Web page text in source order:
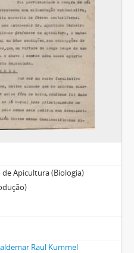
de Apicultura (Biologia)
Raul Kummel